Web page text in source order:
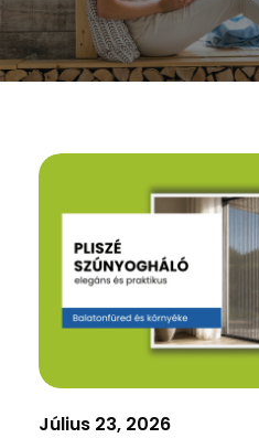
Július 23, 2026